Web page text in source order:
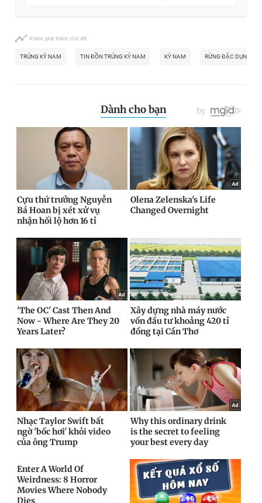
Khám phá thêm chủ đề
TRÚNG KỲ NAM TIN ĐỒN TRÚNG KỲ NAM KỲ NAM RỪNG ĐẶC DỤNG